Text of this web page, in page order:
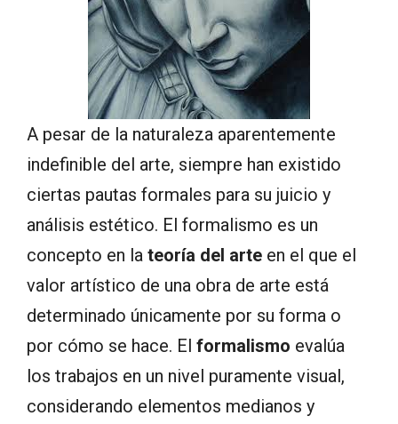
A pesar de la naturaleza aparentemente
indefinible del arte, siempre han existido
ciertas pautas formales para su juicio y
análisis estético. El formalismo es un
concepto en la teoría del arte en el que el
valor artístico de una obra de arte está
determinado únicamente por su forma o
por cómo se hace. El formalismo evalúa
los trabajos en un nivel puramente visual,
considerando elementos medianos y